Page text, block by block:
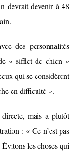
devrait devenir à 48
des personnalités
« sifflet de chien »
qui se considèrent
en difficulté ».
directe, mais a plutôt
: « Ce n’est pas
les choses qui